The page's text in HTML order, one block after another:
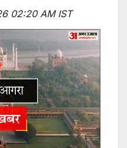
02:20 AM IST